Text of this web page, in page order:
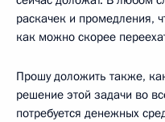
раскачек и промедления,
как можно скорее
Прошу доложить также,
решение этой задачи во
потребуется денежных